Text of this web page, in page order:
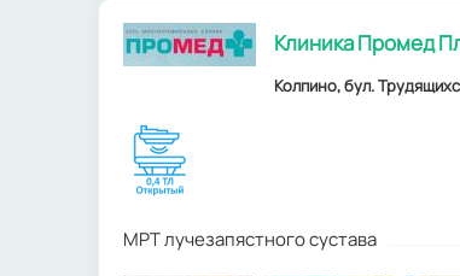
Клиника Промед
Колпино, бул.
МРТ лучезапястного сустава